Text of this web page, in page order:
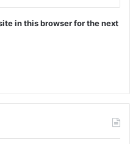
in this browser for the next